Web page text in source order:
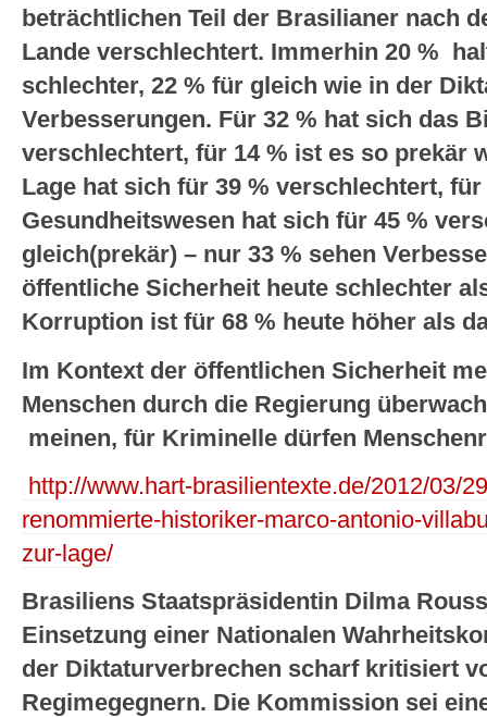
beträchtlichen Teil der Brasilianer nach
Lande verschlechtert. Immerhin 20 %
schlechter, 22 % für gleich wie in der
Verbesserungen. Für 32 % hat sich das
verschlechtert, für 14 % ist es so prekär
Lage hat sich für 39 % verschlechtert,
Gesundheitswesen hat sich für 45 %
gleich(prekär) – nur 33 % sehen
öffentliche Sicherheit heute schlechter
Korruption ist für 68 % heute höher als
Im Kontext der öffentlichen Sicherheit
Menschen durch die Regierung
meinen, für Kriminelle dürfen
http://www.hart-brasilientexte.de/2012/03/
renommierte-historiker-marco-antonio-
zur-lage/
Brasiliens Staatspräsidentin Dilma
Einsetzung einer Nationalen
der Diktaturverbrechen scharf kritisiert
Regimegegnern. Die Kommission sei